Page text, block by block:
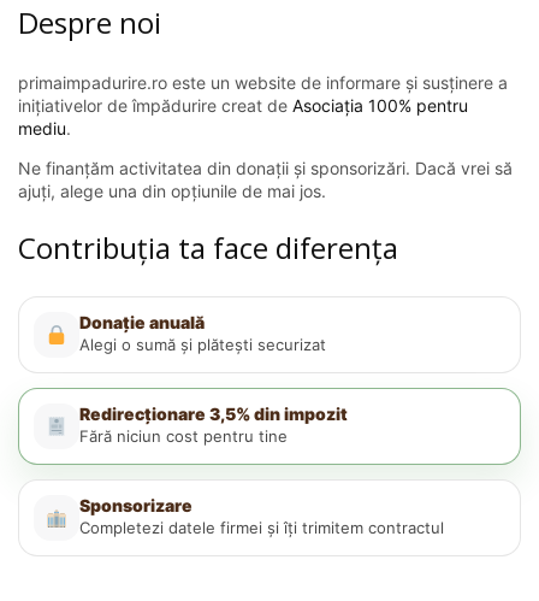
Despre noi
primaimpadurire.ro este un website de informare și susținere a
inițiativelor de împădurire creat de Asociația 100% pentru
mediu.
Ne finanțăm activitatea din donații și sponsorizări. Dacă vrei să
ajuți, alege una din opțiunile de mai jos.
Contribuția ta face diferența
Donație anuală
Alegi o sumă și plătești securizat
Redirecționare 3,5% din impozit
Fără niciun cost pentru tine
Sponsorizare
Completezi datele firmei și îți trimitem contractul